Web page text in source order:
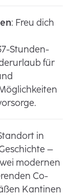
: Freu dich
Stunden-
für
in
–
modernen
Co-
Kantinen